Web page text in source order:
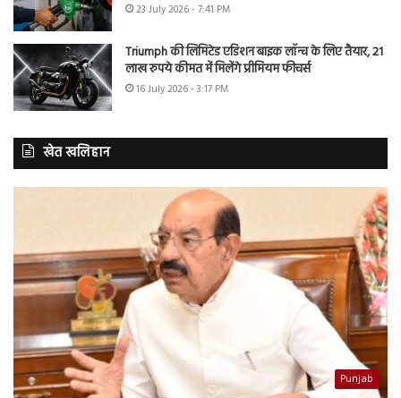
23 July 2026 - 7:41 PM
Triumph की लिमिटेड एडिशन बाइक लॉन्च के लिए तैयार, 21
लाख रुपये कीमत में मिलेंगे प्रीमियम फीचर्स
16 July 2026 - 3:17 PM
खेत खलिहान
Punjab